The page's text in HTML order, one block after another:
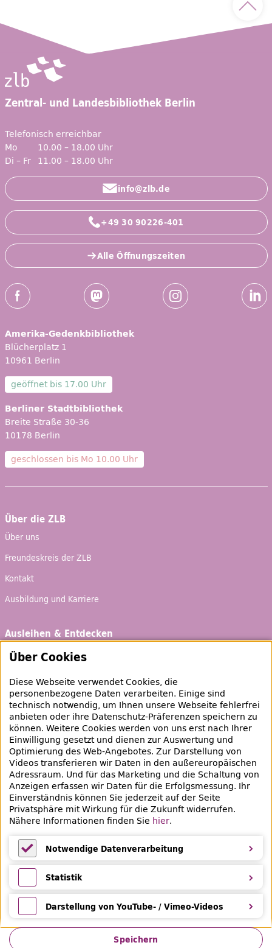
Zentral- und Landesbibliothek Berlin
Telefonisch erreichbar
Mo
10.00 – 18.00 Uhr
Di – Fr 11.00 – 18.00 Uhr
info@zlb.de
+49 30 90226-401
Alle Öffnungszeiten
Social-Media Kanäle der ZLB
Facebook Mastodon Instagram
Amerika-Gedenkbibliothek
Blücherplatz 1
10961 Berlin
geöffnet bis 17.00 Uhr
Berliner Stadtbibliothek
Breite Straße 30-36
10178 Berlin
geschlossen bis Mo 10.00 Uhr
Über die ZLB
Über uns
Freundeskreis der ZLB
Kontakt
Ausbildung und Karriere
Ausleihen & Entdecken
Schaufenster
Bibliotheksausweis
Highlights
Veranstaltungen & Lernangebote
Veranstaltungsübersicht
Lern- und Beratungsangebote
Eltern & Kinder
Ferien
Medientipps und Angebote
Über Cookies
Diese Webseite verwendet Cookies, die
personenbezogene Daten verarbeiten. Einige sind
technisch notwendig, um Ihnen unsere Webseite fehlerfrei
anbieten oder ihre Datenschutz-Präferenzen speichern zu
können. Weitere Cookies werden von uns erst nach Ihrer
Einwilligung gesetzt und dienen zur Auswertung und
Optimierung desWeb-Angebotes. Zur Darstellung von
Videos transferieren wir Daten in den außereuropäischen
Adressraum. Und für das Marketing und die Schaltung von
Anzeigen erfassen wir Daten für die Erfolgsmessung. Ihr
Einverständnis können Sie jederzeit auf der Seite
Privatsphäre mit Wirkung für die Zukunft widerrufen.
Nähere Informationen finden Sie hier.
Notwendige Datenverarbeitung
Notwendige Datenverarbeitung
Statistik
StatistikDarstellung von YouTube- / Vimeo-Videos
Darstellung von YouTube- / Vimeo-Videos
Speichern